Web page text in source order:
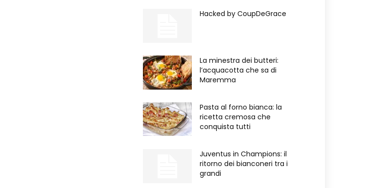
Hacked by CoupDeGrace
La minestra dei butteri:
l’acquacotta che sa di
Maremma
Pasta al forno bianca: la
ricetta cremosa che
conquista tutti
Juventus in Champions: il
ritorno dei bianconeri tra i
grandi